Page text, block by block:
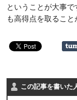
ということが大事
も高得点を取ること
この記事を書いた